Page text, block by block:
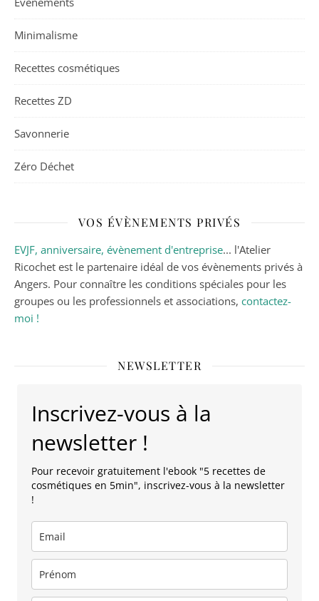
Minimalisme
Recettes cosmétiques
Recettes ZD
Savonnerie
Zéro Déchet
VOS ÉVÈNEMENTS PRIVÉS
EVJF, anniversaire, évènement d'entreprise... l'Atelier
Ricochet est le partenaire idéal de vos évènements privés à
Angers. Pour connaître les conditions spéciales pour les
groupes ou les professionnels et associations, contactez-
moi !
NEWSLETTER
Inscrivez-vous à la
newsletter !
Pour recevoir gratuitement l'ebook "5 recettes de
cosmétiques en 5min", inscrivez-vous à la newsletter
!